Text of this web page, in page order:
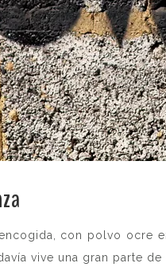
con polvo ocre
vive una gran parte